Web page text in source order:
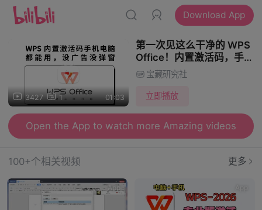
Download App
3427 1 01:03
第一次见这么干净的 WPS
Office！内置激活码，手机
电脑都能用，没广告没弹窗
真香
宝藏研究社
立即播放
Open the App to watch more Amazing videos
100+个相关视频 更多
App